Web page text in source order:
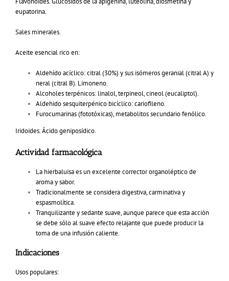
eupatorina.
Sales minerales.
Aceite esencial rico en:
Aldehído acíclico: citral (30%) y sus isómeros geranial (citral A) y
neral (citral B). Limoneno.
Alcoholes terpénicos: linalol, terpineol, cineol (eucaliptol).
Aldehido sesquiterpénico bicíclico: cariofileno.
Furocumarinas (fototóxicas), metabolitos secundario fenólico.
Iridoides. Ácido geniposídico.
Actividad farmacológica
La hierbaluisa es un excelente corrector organoléptico de
aroma y sabor.
Tradicionalmente se considera digestiva, carminativa y
espasmolítica.
Tranquilizante y sedante suave, aunque parece que esta acción
se debe sólo al suave efecto relajante que puede producir la
toma de una infusión caliente.
Indicaciones
Usos populares: